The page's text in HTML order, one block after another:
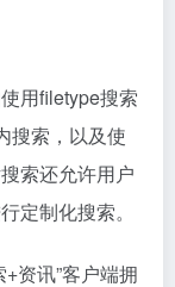
用filetype搜索
搜索，以及使
索还允许用户
定制化搜索。
资讯”客户端拥